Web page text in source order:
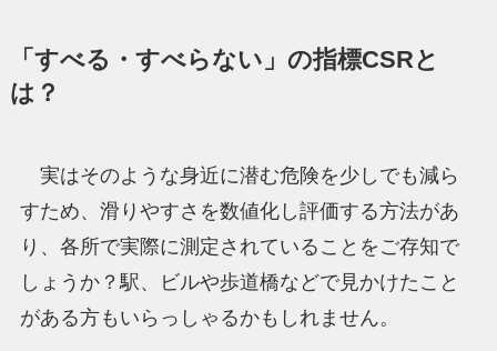
「すべる・すべらない」の指標CSRと
は？
実はそのような身近に潜む危険を少しでも減ら
すため、滑りやすさを数値化し評価する方法があ
り、各所で実際に測定されていることをご存知で
しょうか？駅、ビルや歩道橋などで見かけたこと
がある方もいらっしゃるかもしれません。